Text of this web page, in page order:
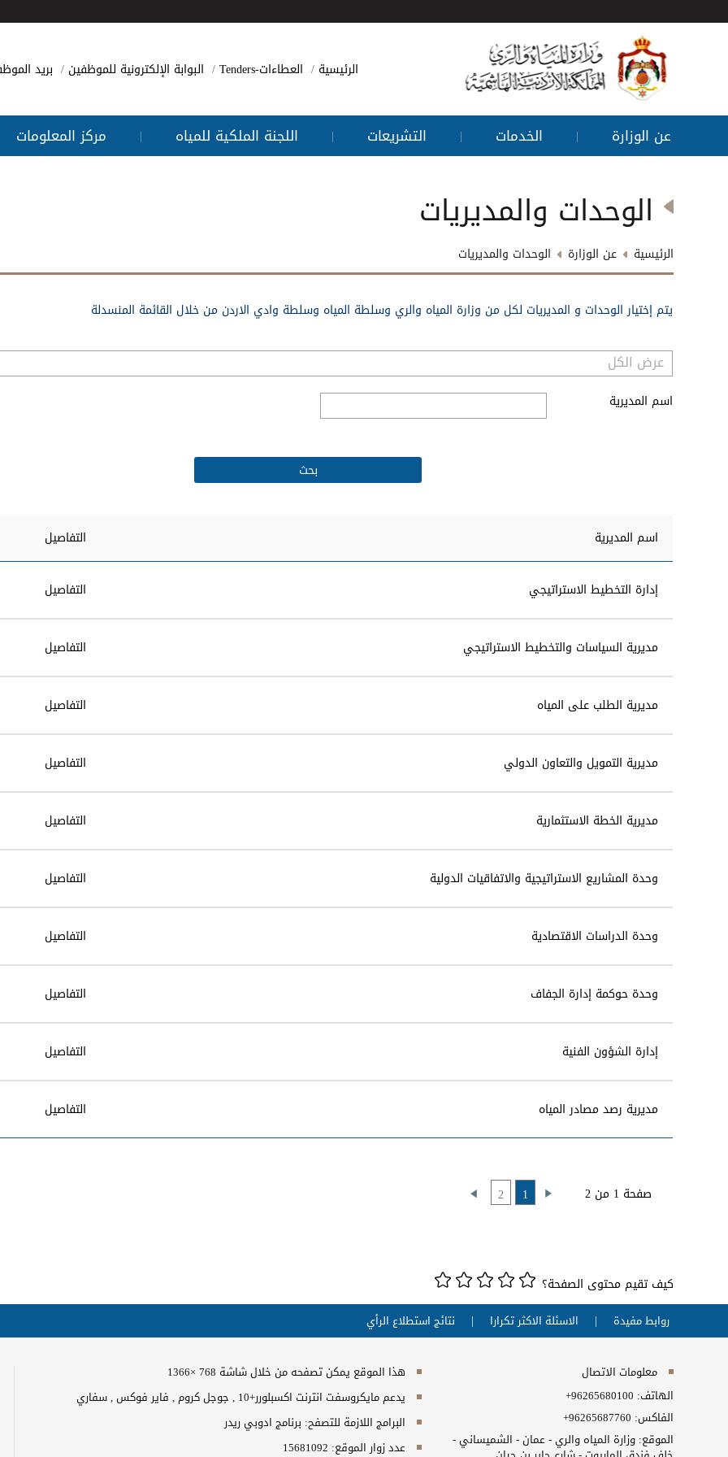
الرئيسية العطاءات-Tenders البوابة الإلكترونية للموظفين بريد
عن الوزارة | الخدمات | التشريعات | اللجنة الملكية للمياه | مركز المعلومات
الوحدات والمديريات
الرئيسية عن الوزارة الوحدات والمديريات
يتم إختيار الوحدات و المديريات لكل من وزارة المياه والري وسلطة المياه وسلطة وادي الاردن من خلال القائمة المنسدلة
اسم المديرية
اسم المديرية التفاصيل
إدارة التخطيط الاستراتيجي التفاصيل
مديرية السياسات والتخطيط الاستراتيجي التفاصيل
مديرية الطلب على المياه التفاصيل
مديرية التمويل والتعاون الدولي التفاصيل
مديرية الخطة الاستثمارية التفاصيل
وحدة المشاريع الاستراتيجية والاتفاقيات الدولية التفاصيل
وحدة الدراسات الاقتصادية التفاصيل
وحدة حوكمة إدارة الجفاف التفاصيل
إدارة الشؤون الفنية التفاصيل
مديرية رصد مصادر المياه التفاصيل
صفحة 1 من 2 1
2
كيف تقيم محتوى الصفحة؟
روابط مفيدة الاسئلة الاكثر تكرارا نتائج استطلاع الرأي
معلومات الاتصال
الهاتف: +96265680100
الفاكس: +96265687760
الموقع: وزارة المياه والري - عمان - الشميساني -
هذا الموقع يمكن تصفحه من خلال شاشة 768 ×1366
يدعم مايكروسفت انترنت اكسبلورر+10 , جوجل كروم , فاير فوكس , سفاري
البرامج اللازمة للتصفح: برنامج ادوبي ريدر
عدد زوار الموقع: 15681092